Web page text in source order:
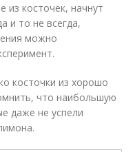
из косточек, начнут
и то не всегда,
можно
косточки из хорошо
что наибольшую
даже не успели